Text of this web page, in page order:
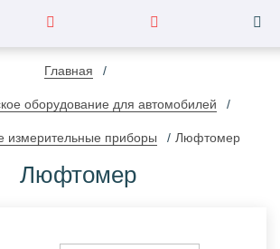
Главная
оборудование для автомобилей
измерительные приборы Люфтомер
Люфтомер